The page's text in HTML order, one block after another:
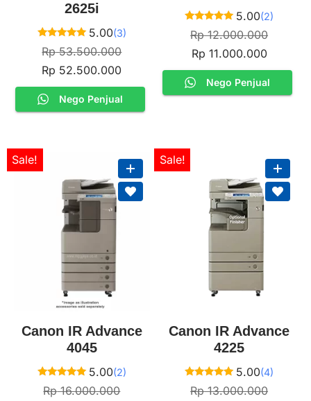
2625i
Rated
5.00
out of 5
5.00(3)
Rp53.500.000
Rp 52.500.000
Nego Penjual
Rated
5.00
out of 5
5.00(2)
Rp12.000.000
Rp 11.000.000
Nego Penjual
Sale!
Canon IR Advance
4045
Rated
5.00
5.00(2)
Rp16.000.000
Sale!
Canon IR Advance
4225
Rated
5.00
5.00(4)
Rp13.000.000